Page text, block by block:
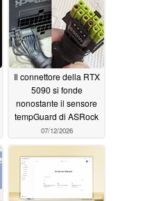
Il connettore della RTX
5090 si fonde
nonostante il sensore
tempGuard di ASRock
07/12/2026